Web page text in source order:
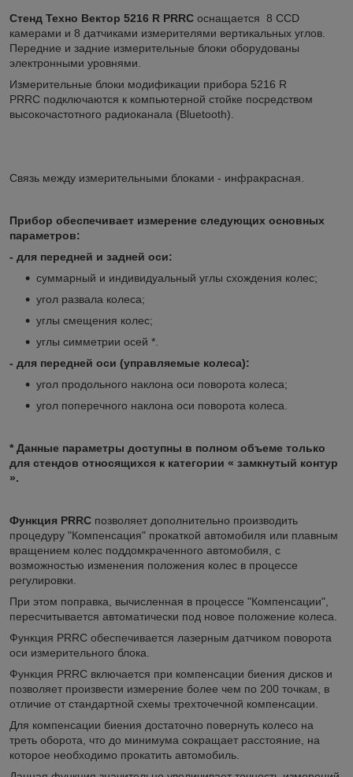
Стенд Техно Вектор 5216 R PRRC оснащается 8 CCD
камерами и 8 датчиками измерителями вертикальных углов.
Передние и задние измерительные блоки оборудованы
электронными уровнями.
Измерительные блоки модификации прибора 5216 R
PRRC подключаются к компьютерной стойке посредством
высокочастотного радиоканала (Bluetooth).
Связь между измерительными блоками - инфракрасная.
Прибор обеспечивает измерение следующих основных
параметров:
- для передней и задней оси:
суммарный и индивидуальный углы схождения колес;
угол развала колеса;
углы смещения колес;
углы симметрии осей *.
- для передней оси (управляемые колеса):
угол продольного наклона оси поворота колеса;
угол поперечного наклона оси поворота колеса.
* Данные параметры доступны в полном объеме только
для стендов относящихся к категории « замкнутый контур
».
Функция PRRC позволяет дополнительно производить
процедуру "Компенсация" прокаткой автомобиля или плавным
вращением колес поддомкраченного автомобиля, с
возможностью изменения положения колес в процессе
регулировки.
При этом поправка, вычисленная в процессе "Компенсации",
пересчитывается автоматически под новое положение колеса.
Функция PRRC обеспечивается лазерным датчиком поворота
оси измерительного блока.
Функция PRRC включается при компенсации биения дисков и
позволяет произвести измерение более чем по 200 точкам, в
отличие от стандартной схемы трехточечной компенсации.
Для компенсации биения достаточно повернуть колесо на
треть оборота, что до минимума сокращает расстояние, на
которое необходимо прокатить автомобиль.